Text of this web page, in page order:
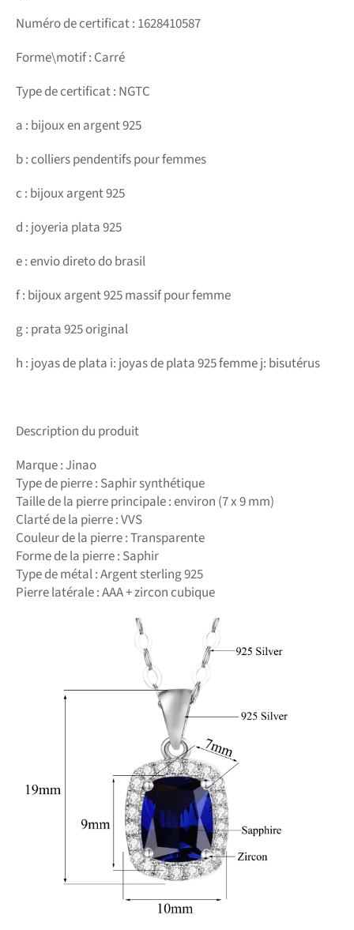
Numéro de certificat : 1628410587
Forme\motif : Carré
Type de certificat : NGTC
a : bijoux en argent 925
b : colliers pendentifs pour femmes
c : bijoux argent 925
d : joyeria plata 925
e : envio direto do brasil
f : bijoux argent 925 massif pour femme
g : prata 925 original
h : joyas de plata i: joyas de plata 925 femme j: bisutérus
Description du produit
Marque : Jinao
Type de pierre : Saphir synthétique
Taille de la pierre principale : environ (7 x 9 mm)
Clarté de la pierre : VVS
Couleur de la pierre : Transparente
Forme de la pierre : Saphir
Type de métal : Argent sterling 925
Pierre latérale : AAA + zircon cubique